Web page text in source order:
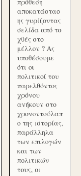
αποκατάστασ
ης γυρίζοντας
σελίδα από το
χθές στο
μέλλον ? Ας
υποθέσουμε
ότι οι
πολιτικοί του
παρελθόντος
χρόνου
ανήκουν στο
χρονοντούλαπ
ο της ιστορίας,
παράλληλα
των επιλογών
και των
πολιτικών
τους, οι